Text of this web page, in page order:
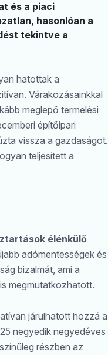
és a piaci
hasonlóan a
tekintve a
hatottak a
Várakozásainkkal
meglepő termelési
építőipari
vissza a gazdaságot.
teljesített a
élénkülő
adómentességek és
bizalmát, ami a
megmutatkozhatott.
járulhatott hozzá a
negyedik negyedéves
részben az